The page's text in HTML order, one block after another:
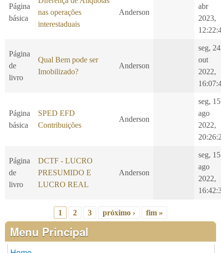
Página
básica
nas operações
interestaduais
Anderson
abr
2023,
Página
de
livro
Qual Bem pode ser
Imobilizado?
Anderson
seg, 24
out
2022,
Página
básica
SPED EFD
Contribuições
Anderson
seg, 15
ago
2022,
Página
de
livro
DCTF - LUCRO
PRESUMIDO E
LUCRO REAL
Anderson
seg, 15
ago
2022,
Páginas
1 2 3 próximo › fim »
Menu Principal